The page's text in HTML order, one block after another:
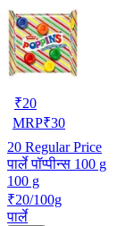
₹20
MRP₹30
20 Regular Price
पार्ले पॉप्पीन्स 100 g
100 g
₹20/100g
पार्ले